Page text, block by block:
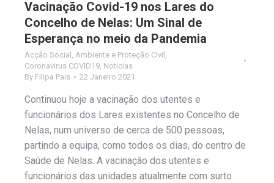
Vacinação Covid-19 nos Lares do
Concelho de Nelas: Um Sinal de
Esperança no meio da Pandemia
Acção Social , Ambiente e Proteção Civil ,
Coronavirus COVID19, Notícias
By Filipa Pais 22 Janeiro 2021
Continuou hoje a vacinação dos utentes e
funcionários dos Lares existentes no Concelho de
Nelas, num universo de cerca de 500 pessoas,
partindo a equipa, como todos os dias, do centro de
Saúde de Nelas. A vacinação dos utentes e
funcionários das unidades atualmente com surto